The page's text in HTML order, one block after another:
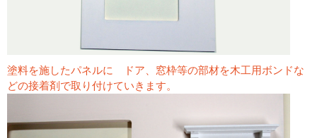
塗料を施したパネルに ドア、窓枠等の部材を木工用ボンドな
どの接着剤で取り付けていきます。